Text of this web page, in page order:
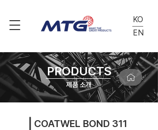
KO
EN
PRODUCTS
제품 소개
COATWEL BOND 311